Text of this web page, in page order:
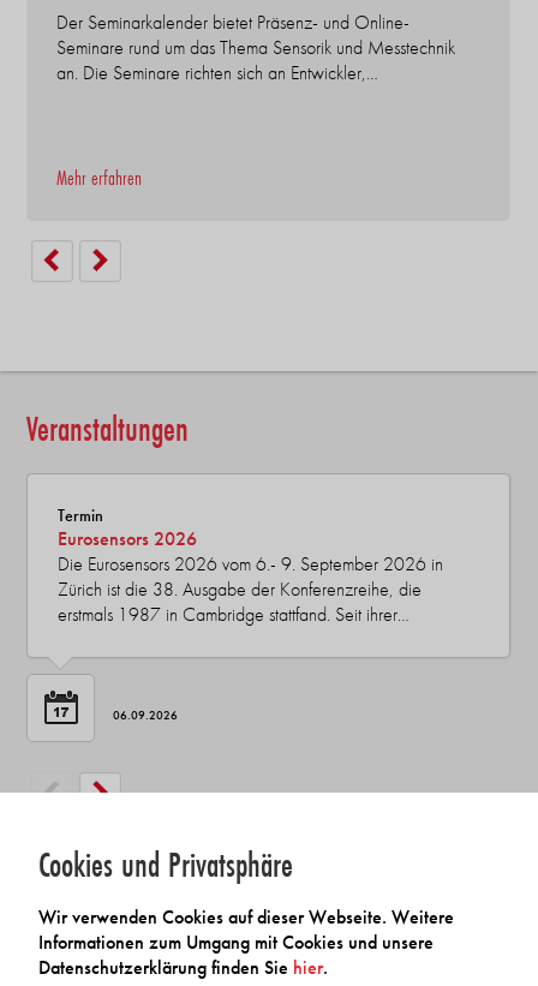
Der Seminarkalender bietet Präsenz- und Online-
Seminare rund um das Thema Sensorik und Messtechnik
an. Die Seminare richten sich an Entwickler,…
Mehr erfahren
Veranstaltungen
Termin
Eurosensors 2026
Die Eurosensors 2026 vom 6.- 9. September 2026 in
Zürich ist die 38. Ausgabe der Konferenzreihe, die
erstmals 1987 in Cambridge stattfand. Seit ihrer…
06.09.2026
Seminare
Cookies und Privatsphäre
Wir verwenden Cookies auf dieser Webseite. Weitere
Informationen zum Umgang mit Cookies und unsere
Datenschutzerklärung finden Sie hier.